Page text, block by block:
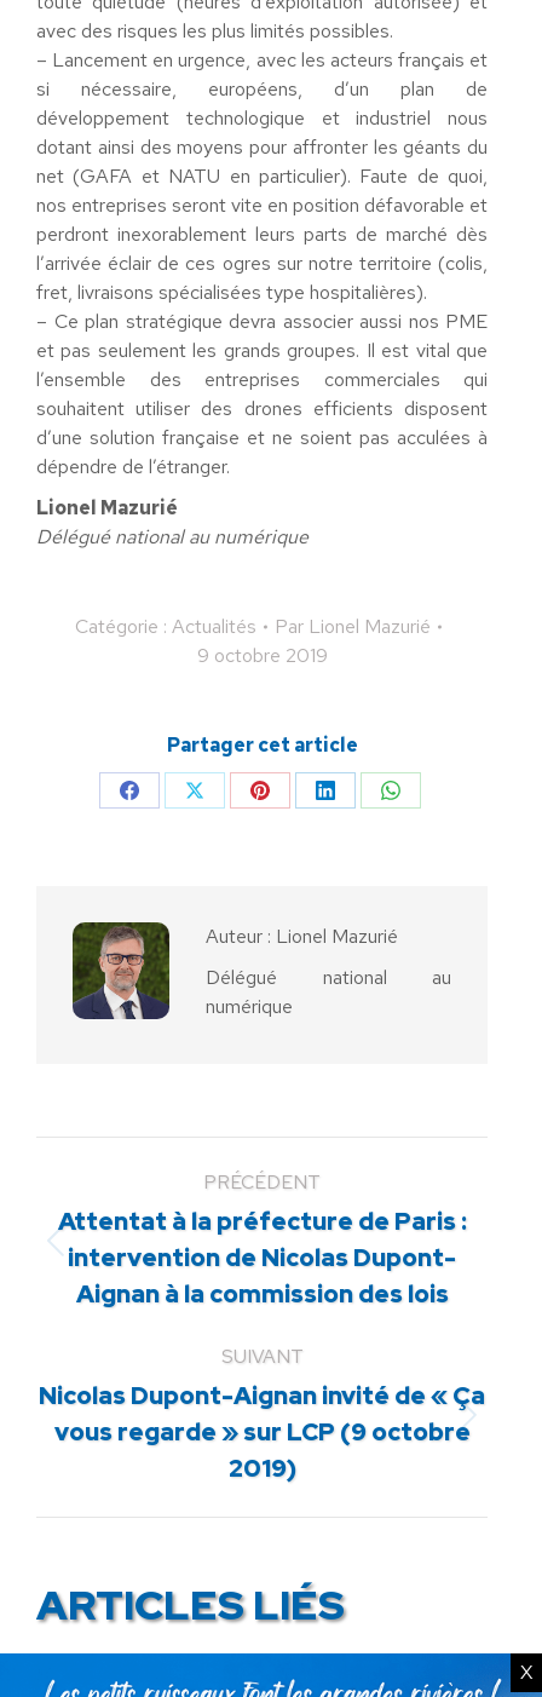
avec des risques les plus limités possibles.
– Lancement en urgence, avec les acteurs français et
si nécessaire, européens, d’un plan de
développement technologique et industriel nous
dotant ainsi des moyens pour affronter les géants du
net (GAFA et NATU en particulier). Faute de quoi,
nos entreprises seront vite en position défavorable et
perdront inexorablement leurs parts de marché dès
l’arrivée éclair de ces ogres sur notre territoire (colis,
fret, livraisons spécialisées type hospitalières).
– Ce plan stratégique devra associer aussi nos PME
et pas seulement les grands groupes. Il est vital que
l’ensemble des entreprises commerciales qui
souhaitent utiliser des drones efficients disposent
d’une solution française et ne soient pas acculées à
dépendre de l’étranger.
Lionel Mazurié
Délégué national au numérique
Catégorie : Actualités Par Lionel Mazurié
9 octobre 2019
Partager cet article
PartagerPartagerPartagerPartagerPartager
Auteur : Lionel Mazurié
Délégué national au
numérique
PRÉCÉDENT
Article
précédent
:
Attentat à la préfecture de Paris :
intervention de Nicolas Dupont-
Aignan à la commission des lois
SUIVANT
Article
suivant
Nicolas Dupont-Aignan invité de « Ça
vous regarde » sur LCP (9 octobre
2019)
ARTICLES LIÉS
Présomption de légitimité de
X